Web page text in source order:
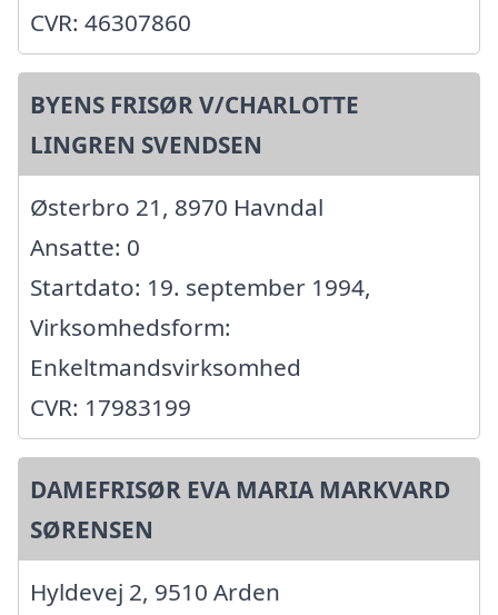
CVR: 46307860
BYENS FRISØR V/CHARLOTTE
LINGREN SVENDSEN
Østerbro 21, 8970 Havndal
Ansatte: 0
Startdato: 19. september 1994,
Virksomhedsform:
Enkeltmandsvirksomhed
CVR: 17983199
DAMEFRISØR EVA MARIA MARKVARD
SØRENSEN
Hyldevej 2, 9510 Arden